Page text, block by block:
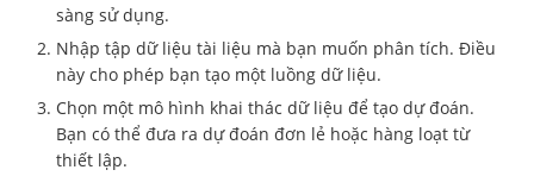
sàng sử dụng.
Nhập tập dữ liệu tài liệu mà bạn muốn phân tích. Điều
này cho phép bạn tạo một luồng dữ liệu.
Chọn một mô hình khai thác dữ liệu để tạo dự đoán.
Bạn có thể đưa ra dự đoán đơn lẻ hoặc hàng loạt từ
thiết lập.